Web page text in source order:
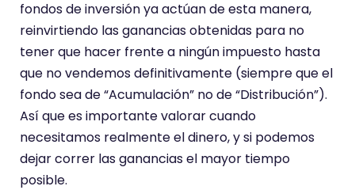
fondos de inversión ya actúan de esta manera,
reinvirtiendo las ganancias obtenidas para no
tener que hacer frente a ningún impuesto hasta
que no vendemos definitivamente (siempre que el
fondo sea de “Acumulación” no de “Distribución”).
Así que es importante valorar cuando
necesitamos realmente el dinero, y si podemos
dejar correr las ganancias el mayor tiempo
posible.